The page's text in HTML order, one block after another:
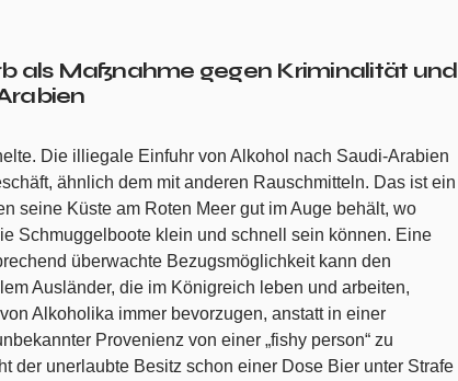
als Maßnahme gegen Kriminalität und
Die illiegale Einfuhr von Alkohol nach Saudi-Arabien
ähnlich dem mit anderen Rauschmitteln. Das ist ein
seine Küste am Roten Meer gut im Auge behält, wo
Schmuggelboote klein und schnell sein können. Eine
überwachte Bezugsmöglichkeit kann den
Ausländer, die im Königreich leben und arbeiten,
Alkoholika immer bevorzugen, anstatt in einer
Provenienz von einer „fishy person“ zu
der unerlaubte Besitz schon einer Dose Bier unter Strafe